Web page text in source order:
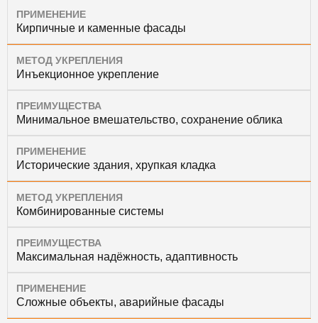
ПРИМЕНЕНИЕ
Кирпичные и каменные фасады
МЕТОД УКРЕПЛЕНИЯ
Инъекционное укрепление
ПРЕИМУЩЕСТВА
Минимальное вмешательство, сохранение облика
ПРИМЕНЕНИЕ
Исторические здания, хрупкая кладка
МЕТОД УКРЕПЛЕНИЯ
Комбинированные системы
ПРЕИМУЩЕСТВА
Максимальная надёжность, адаптивность
ПРИМЕНЕНИЕ
Сложные объекты, аварийные фасады